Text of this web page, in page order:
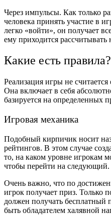
Через импульсы. Как только
человека принять участие в
легко «войти», он получает
ему приходится рассчитывать
Какие есть правила?
Реализация игры не
Она включает в себя
базируется на определенных
Игровая механика
Подобный кирпичик носит
рейтингов. В этом случае
то, на каком уровне игрокам
чтобы перейти на следующий.
Очень важно, что по
игрок получает приз. Только
должен получать бесплатный
быть обладателем халявной